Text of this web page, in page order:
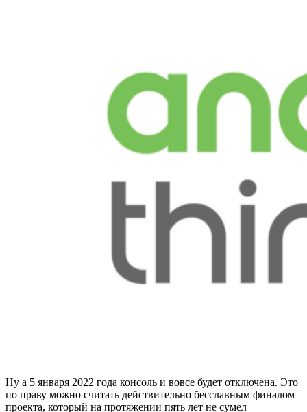
Ну а 5 января 2022 года консоль и вовсе будет отключена. Это
по праву можно считать действительно бесславным финалом
проекта, который на протяжении пять лет не сумел